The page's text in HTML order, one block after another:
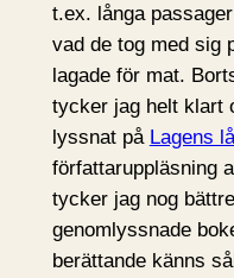
t.ex. långa
vad de tog med sig
lagade för mat.
tycker jag helt klart
lyssnat på Lagens
författaruppläsning
tycker jag nog
genomlyssnade
berättande känns